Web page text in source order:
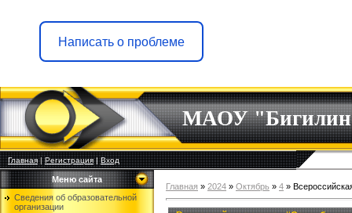
Написать о проблеме
МАОУ
Главная|Регистрация|Вход
Меню сайта
Сведения об образовательной
организации
Главная » 2024 » Октябрь » 4 »